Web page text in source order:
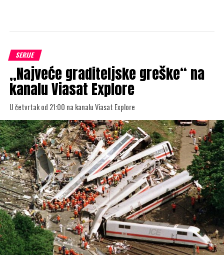
SERIJE
„Najveće graditeljske greške“ na
kanalu Viasat Explore
U četvrtak od 21:00 na kanalu Viasat Explore